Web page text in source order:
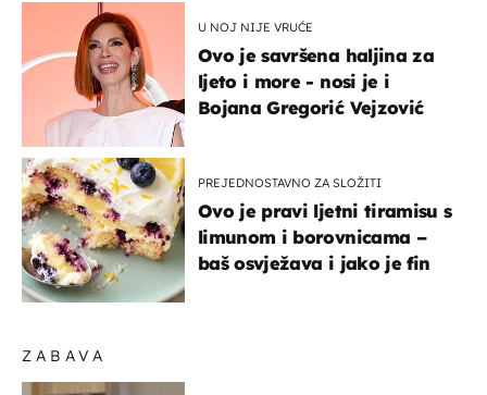
ZABAVA
U NOJ NIJE VRUĆE
Ovo je savršena haljina za
ljeto i more - nosi je i
Bojana Gregorić Vejzović
PREJEDNOSTAVNO ZA SLOŽITI
Ovo je pravi ljetni tiramisu s
limunom i borovnicama –
baš osvježava i jako je fin